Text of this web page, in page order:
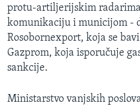
protu-artiljerijskim
komunikaciju i municijom -
Rosobornexport, koja se
Gazprom, koja isporučuje
sankcije.
Ministarstvo vanjskih